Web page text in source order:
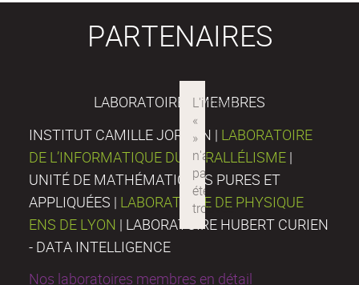
PARTENAIRES
LABORATOIRES MEMBRES
INSTITUT CAMILLE JORDAN | LABORATOIRE
DE L’INFORMATIQUE DU PARALLÉLISME |
UNITÉ DE MATHÉMATIQUES PURES ET
APPLIQUÉES | LABORATOIRE DE PHYSIQUE
ENS DE LYON | LABORATOIRE HUBERT CURIEN
- DATA INTELLIGENCE
Nos laboratoires membres en détail